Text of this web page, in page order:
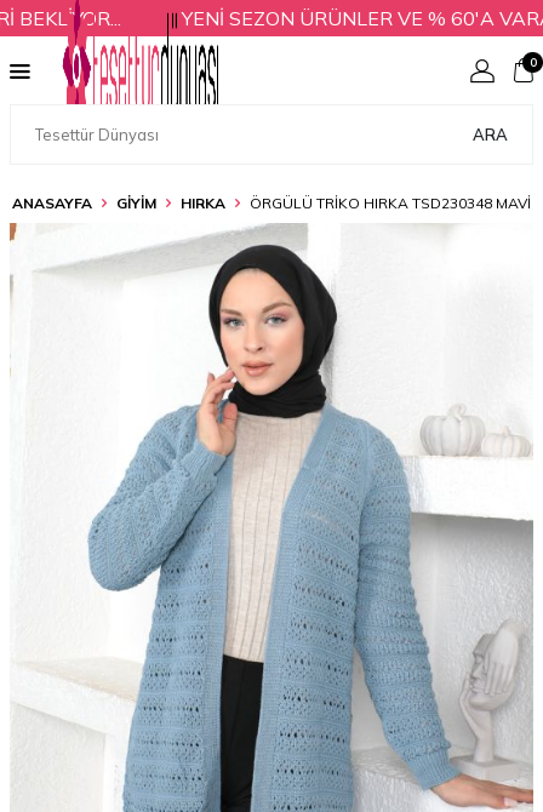
YENİ SEZON ÜRÜNLER VE % 60'A
ARA
0
ANASAYFA GİYİM HIRKA ÖRGÜLÜ TRIKO HIRKA TSD230348 MAVI